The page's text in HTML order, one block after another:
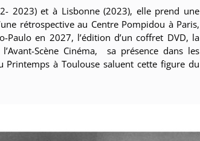
2023) et à Lisbonne (2023), elle prend une
rétrospective au Centre Pompidou à Paris,
Paulo en 2027, l’édition d’un coffret DVD, la
Scène Cinéma, sa présence dans les
à Toulouse saluent cette figure du